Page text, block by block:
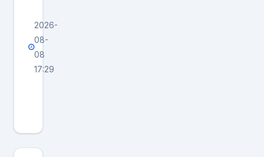
2026-
08-
08
17:29
i
投